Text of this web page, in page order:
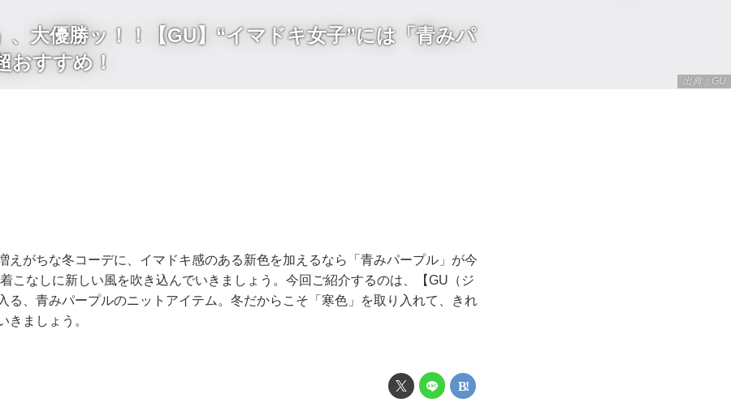
出典：GU
、大優勝ッ！！【GU】“イマドキ女子”には「青みパ
おすすめ！
えがちな冬コーデに、イマドキ感のある新色を加えるなら「青みパープル」が今
こなしに新しい風を吹き込んでいきましょう。今回ご紹介するのは、【GU（ジ
る、青みパープルのニットアイテム。冬だからこそ「寒色」を取り入れて、きれ
きましょう。